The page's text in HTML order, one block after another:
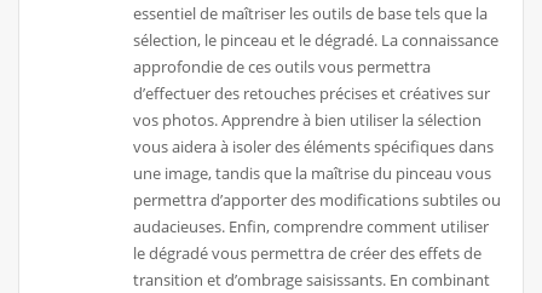
essentiel de maîtriser les outils de base tels que la
sélection, le pinceau et le dégradé. La connaissance
approfondie de ces outils vous permettra
d’effectuer des retouches précises et créatives sur
vos photos. Apprendre à bien utiliser la sélection
vous aidera à isoler des éléments spécifiques dans
une image, tandis que la maîtrise du pinceau vous
permettra d’apporter des modifications subtiles ou
audacieuses. Enfin, comprendre comment utiliser
le dégradé vous permettra de créer des effets de
transition et d’ombrage saisissants. En combinant